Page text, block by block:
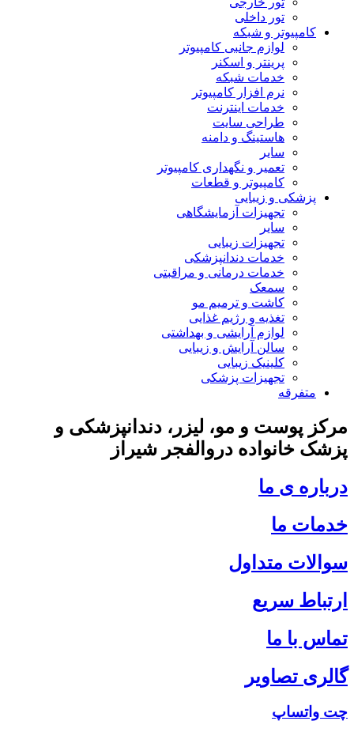
تور داخلی
کامپیوتر و شبکه
لوازم جانبی کامپیوتر
پرینتر و اسکنر
خدمات شبکه
نرم افزار کامپیوتر
خدمات اینترنت
طراحی سایت
هاستینگ و دامنه
سایر
تعمیر و نگهداری کامپیوتر
کامپیوتر و قطعات
پزشکی و زیبایی
تجهیزات آزمایشگاهی
سایر
تجهیزات زیبایی
خدمات دندانپزشکی
خدمات درمانی و مراقبتی
سمعک
کاشت و ترمیم مو
تغذیه و رژیم غذایی
لوازم آرایشی و بهداشتی
سالن آرایش و زیبایی
کلینیک زیبایی
تجهیزات پزشکی
متفرقه
مرکز پوست و مو، لیزر، دندانپزشکی و
پزشک خانواده در والفجر شیراز
درباره ی ما
خدمات ما
سوالات متداول
ارتباط سریع
تماس با ما
گالری تصاویر
چت واتساپ